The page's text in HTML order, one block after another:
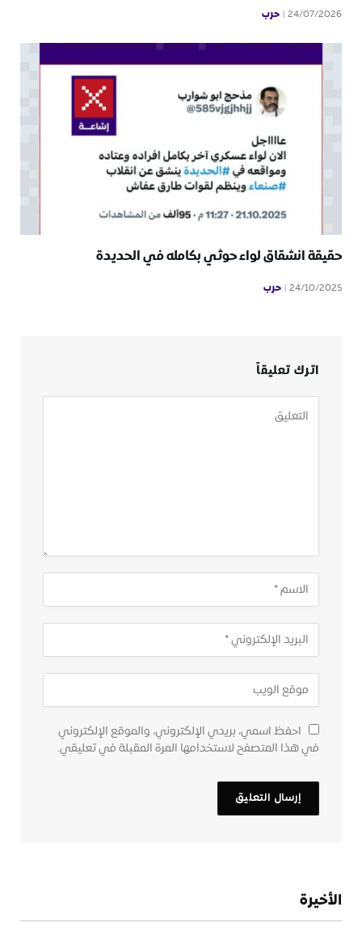
24/07/2026 حرب
حقيقة انشقاق لواء حوثي بكامله في الحديدة
24/10/2025 حرب
اترك تعليقاً
احفظ اسمي، بريدي الإلكتروني، والموقع الإلكتروني
في هذا المتصفح لاستخدامها المرة المقبلة في تعليقي.
الأخيرة